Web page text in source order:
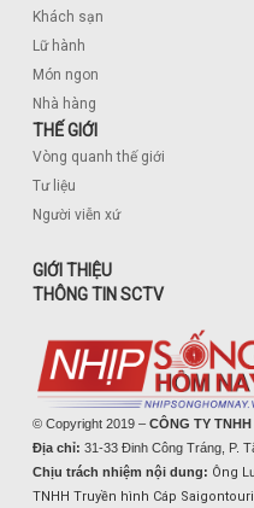
Khách sạn
Lữ hành
Món ngon
Nhà hàng
THẾ GIỚI
Vòng quanh thế giới
Tư liệu
Người viễn xứ
GIỚI THIỆU
THÔNG TIN SCTV
© Copyright 2019 – CÔNG TY
Địa chỉ: 31-33 Đinh Công Tráng, P.
Chịu trách nhiệm nội dung: Ông
TNHH Truyền hình Cáp